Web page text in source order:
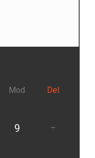
Mod Del
9 ÷